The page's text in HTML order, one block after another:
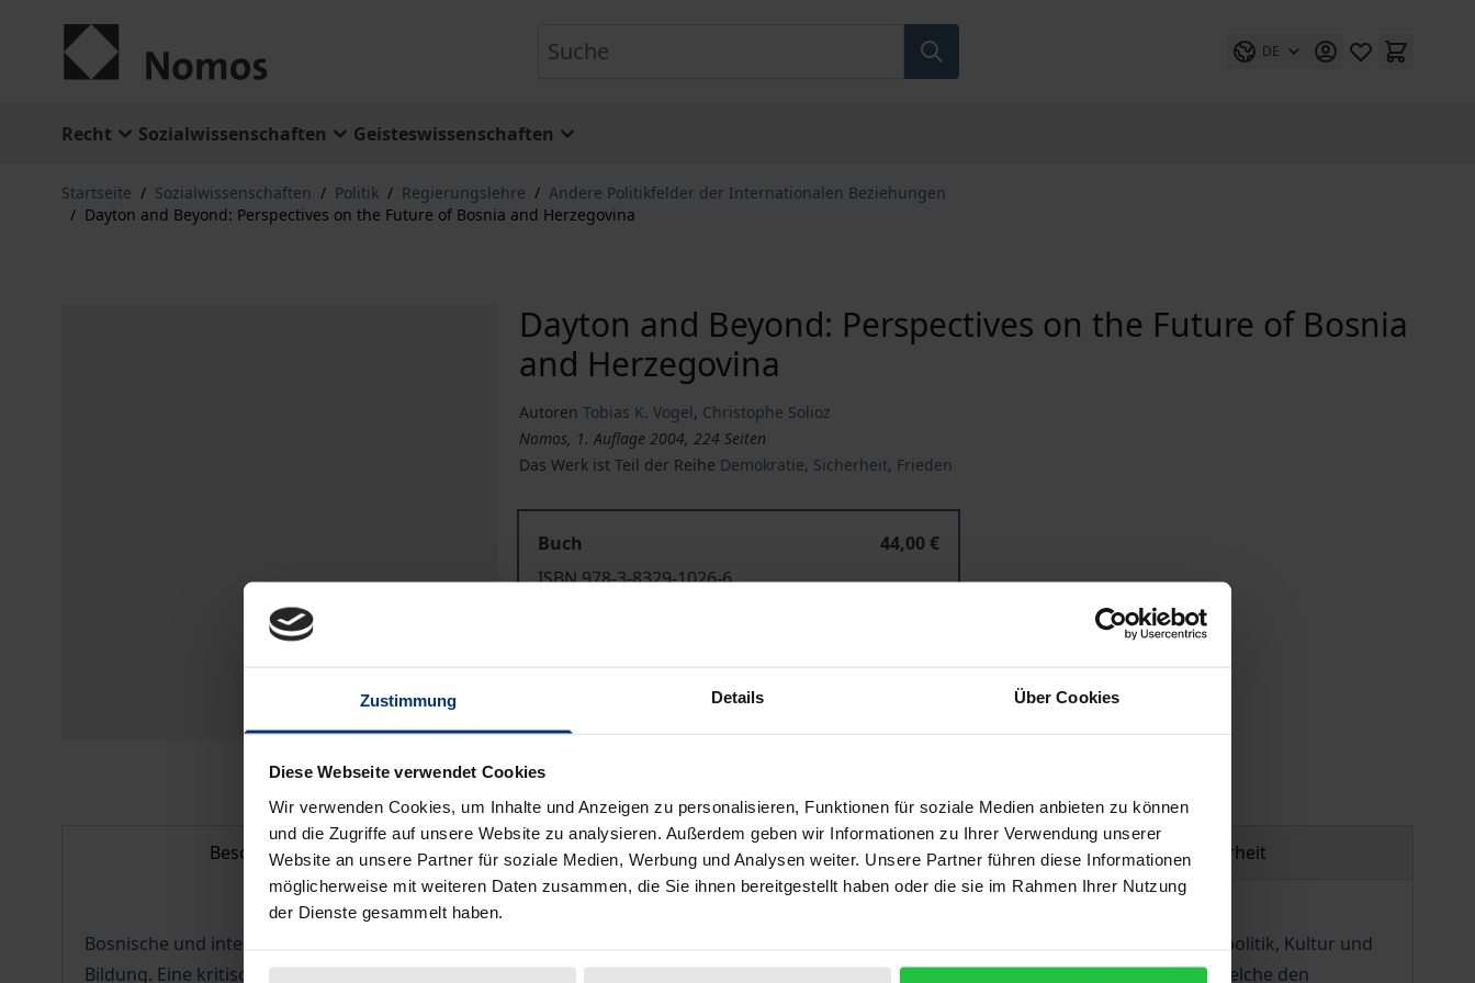
Zustimmung Details Über Cookies
Diese Webseite verwendet Cookies
Wir verwenden Cookies, um Inhalte und Anzeigen zu personalisieren, Funktionen für soziale Medien anbieten zu können
und die Zugriffe auf unsere Website zu analysieren. Außerdem geben wir Informationen zu Ihrer Verwendung unserer
Website an unsere Partner für soziale Medien, Werbung und Analysen weiter. Unsere Partner führen diese Informationen
möglicherweise mit weiteren Daten zusammen, die Sie ihnen bereitgestellt haben oder die sie im Rahmen Ihrer Nutzung
der Dienste gesammelt haben.
DE
Recht Sozialwissenschaften Geisteswissenschaften
Startseite / Sozialwissenschaften / Politik / Regierungslehre / Andere Politikfelder der Internationalen Beziehungen
/ Dayton and Beyond: Perspectives on the Future of Bosnia and Herzegovina
Dayton and Beyond: Perspectives on the Future of Bosnia
and Herzegovina
Autoren Tobias K. Vogel, Christophe Solioz
Nomos, 1. Auflage 2004, 224 Seiten
Das Werk ist Teil der Reihe Demokratie, Sicherheit, Frieden
Buch
44,00 €
ISBN 978-3-8329-1026-6
In den Warenkorb Zur Wunschliste hinzufügen
Beschreibung Bibliografische Angaben Produktsicherheit
Bosnische und internationale Experten befassen sich mit der Zukunft Bosniens in den Themenbereichen Verfassungsreform, Wirtschaftspolitik, Kultur und
Bildung. Eine kritisch-provokante Einleitung fragt, ob das Abkommen von Dayton darin gescheitert ist, stabile Institutionen zu schaffen, welche den